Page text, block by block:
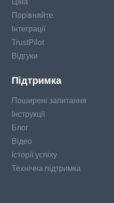
Ціна
Порівняйте
Інтеграції
TrustPilot
Відгуки
Підтримка
Поширені запитання
Інструкції
Блог
Відео
Історії успіху
Технічна підтримка